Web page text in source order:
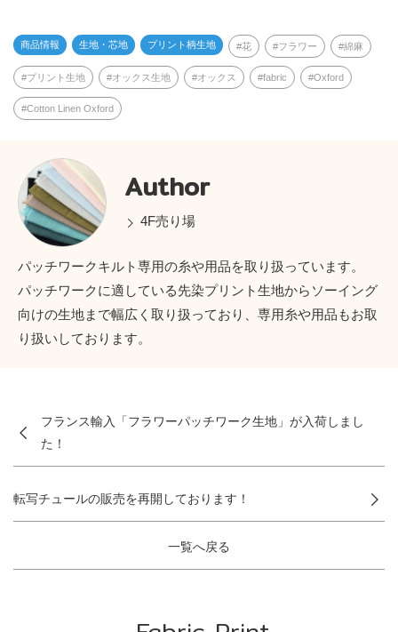
商品情報 生地・芯地 プリント柄生地 花 フラワー 綿麻
プリント生地 オックス生地 オックス fabric Oxford
Cotton Linen Oxford
Author
4F売り場
パッチワークキルト専用の糸や用品を取り扱っています。
パッチワークに適している先染プリント生地からソーイング
向けの生地まで幅広く取り扱っており、専用糸や用品もお取
り扱いしております。
フランス輸入「フラワーパッチワーク生地」が入荷しまし
た！
一覧へ戻る
転写チュールの販売を再開しております！